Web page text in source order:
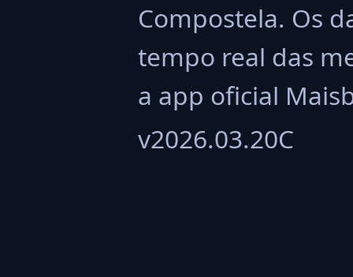
Compostela. Os
tempo real das
a app oficial
v2026.03.20C